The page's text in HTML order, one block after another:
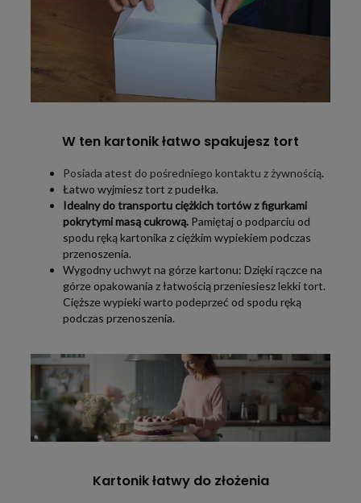
W ten kartonik łatwo spakujesz tort
Posiada atest do pośredniego kontaktu z żywnością.
Łatwo wyjmiesz tort z pudełka.
Idealny do transportu ciężkich tortów z figurkami
pokrytymi masą cukrową. Pamiętaj o podparciu od
spodu ręką kartonika z ciężkim wypiekiem podczas
przenoszenia.
Wygodny uchwyt na górze kartonu: Dzięki rączce na
górze opakowania z łatwością przeniesiesz lekki tort.
Cięższe wypieki warto podeprzeć od spodu ręką
podczas przenoszenia.
Kartonik łatwy do złożenia